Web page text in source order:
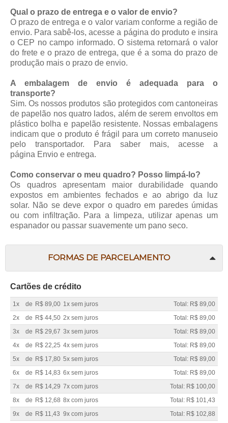
Qual o prazo de entrega e o valor de envio?
O prazo de entrega e o valor variam conforme a região de
envio. Para sabê-los, acesse a página do produto e insira
o CEP no campo informado. O sistema retornará o valor
do frete e o prazo de entrega, que é a soma do prazo de
produção mais o prazo de envio.
A embalagem de envio é adequada para o
transporte?
Sim. Os nossos produtos são protegidos com cantoneiras
de papelão nos quatro lados, além de serem envoltos em
plástico bolha e papelão resistente. Nossas embalagens
indicam que o produto é frágil para um correto manuseio
pelo transportador. Para saber mais, acesse a
página Envio e entrega.
Como conservar o meu quadro? Posso limpá-lo?
Os quadros apresentam maior durabilidade quando
expostos em ambientes fechados e ao abrigo da luz
solar. Não se deve expor o quadro em paredes úmidas
ou com infiltração. Para a limpeza, utilizar apenas um
espanador ou passar suavemente um pano seco.
FORMAS DE PARCELAMENTO
Cartões de crédito
1x de R$ 89,00 1x sem juros
Total: R$ 89,00
2x
de R$ 44,50 2x sem juros
Total: R$ 89,00
3x
de R$ 29,67 3x sem juros
Total: R$ 89,00
4x
de R$ 22,25 4x sem juros
Total: R$ 89,00
5x
de R$ 17,80 5x sem juros
Total: R$ 89,00
6x
de R$ 14,83 6x sem juros
Total: R$ 89,00
7x
de R$ 14,29 7x com juros
Total: R$ 100,00
8x
de R$ 12,68 8x com juros
Total: R$ 101,43
9x
de R$ 11,43 9x com juros
Total: R$ 102,88